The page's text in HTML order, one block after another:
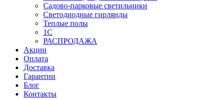
Садово-парковые светильники
Светодиодные гирлянды
Теплые полы
1С
РАСПРОДАЖА
Акции
Оплата
Доставка
Гарантии
Блог
Контакты